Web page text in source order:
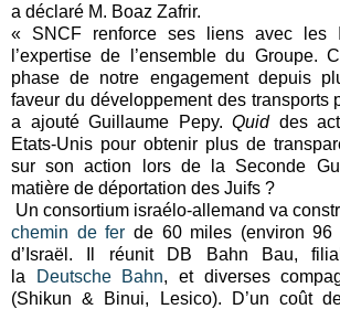
a déclaré M. Boaz Zafrir.
« SNCF renforce ses liens avec les
l’expertise de l’ensemble du Groupe.
phase de notre engagement depuis
faveur du développement des transports
a ajouté Guillaume Pepy. Quid des
Etats-Unis pour obtenir plus de
sur son action lors de la Seconde
matière de déportation des Juifs ?
Un consortium israélo-allemand va
chemin de fer de 60 miles (environ 96
d’Israël. Il réunit DB Bahn Bau,
la
Deutsche Bahn, et diverses
(Shikun & Binui, Lesico). D’un coût